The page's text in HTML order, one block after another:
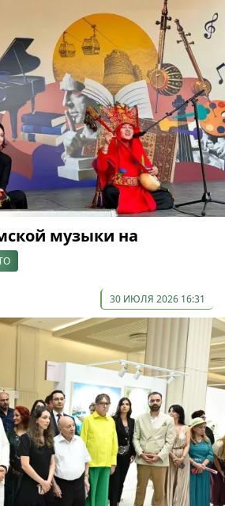
музыки на
30 ИЮЛЯ 2026 16:31